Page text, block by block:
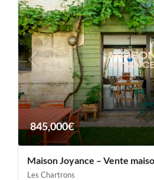
845,000€
Maison Joyance – Vente
Les Chartrons